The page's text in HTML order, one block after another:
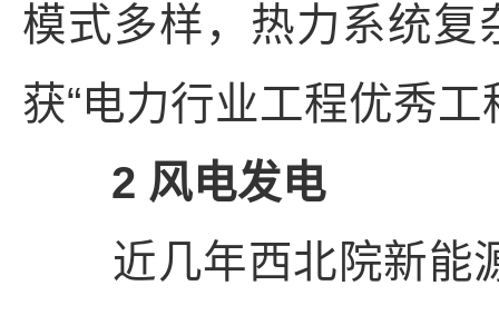
模式多样，热力系统
获“电力行业工程优秀工
2 风电发电
近几年西北院新能源